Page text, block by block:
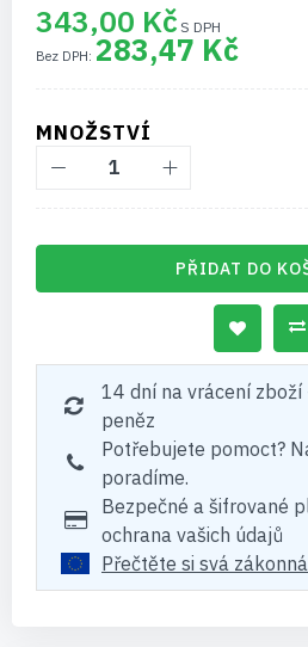
343,00 Kč
283,47 Kč
MNOŽSTVÍ
PŘIDAT DO
14 dní na vrácení
peněz
Potřebujete pomoct?
poradíme.
Bezpečné a šifrované
ochrana vašich údajů
Přečtěte si svá